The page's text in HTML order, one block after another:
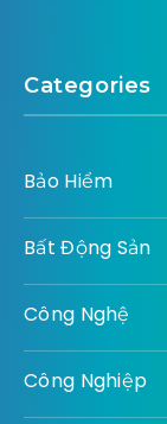
Categories
Bảo Hiểm
Bất Động Sản
Công Nghệ
Công Nghiệp